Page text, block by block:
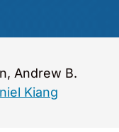
Andrew B.
Kiang